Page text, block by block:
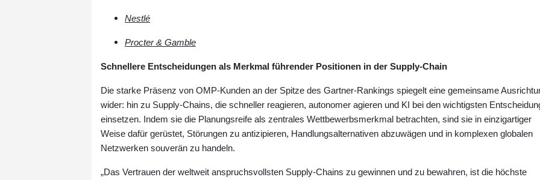
Nestlé
Procter & Gamble
Schnellere Entscheidungen als Merkmal führender Positionen in der Supply-Chain
Die starke Präsenz von OMP-Kunden an der Spitze des Gartner-Rankings spiegelt eine gemeinsame
wider: hin zu Supply-Chains, die schneller reagieren, autonomer agieren und KI bei den wichtigsten
einsetzen. Indem sie die Planungsreife als zentrales Wettbewerbsmerkmal betrachten, sind sie in einzigartiger
Weise dafür gerüstet, Störungen zu antizipieren, Handlungsalternativen abzuwägen und in komplexen globalen
Netzwerken souverän zu handeln.
„Das Vertrauen der weltweit anspruchsvollsten Supply-Chains zu gewinnen und zu bewahren, ist die höchste